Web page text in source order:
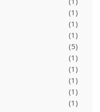
(1)
(1)
(1)
(5)
(1)
(1)
(1)
(1)
(1)